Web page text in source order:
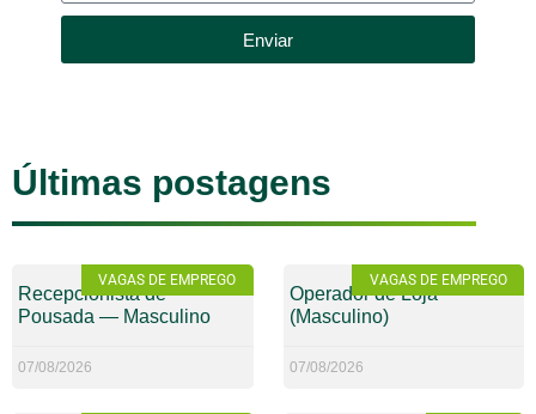
Enviar
Últimas postagens
VAGAS DE EMPREGO
Recepcionista de
Pousada — Masculino
07/08/2026
VAGAS DE EMPREGO
Operador de Loja
(Masculino)
07/08/2026